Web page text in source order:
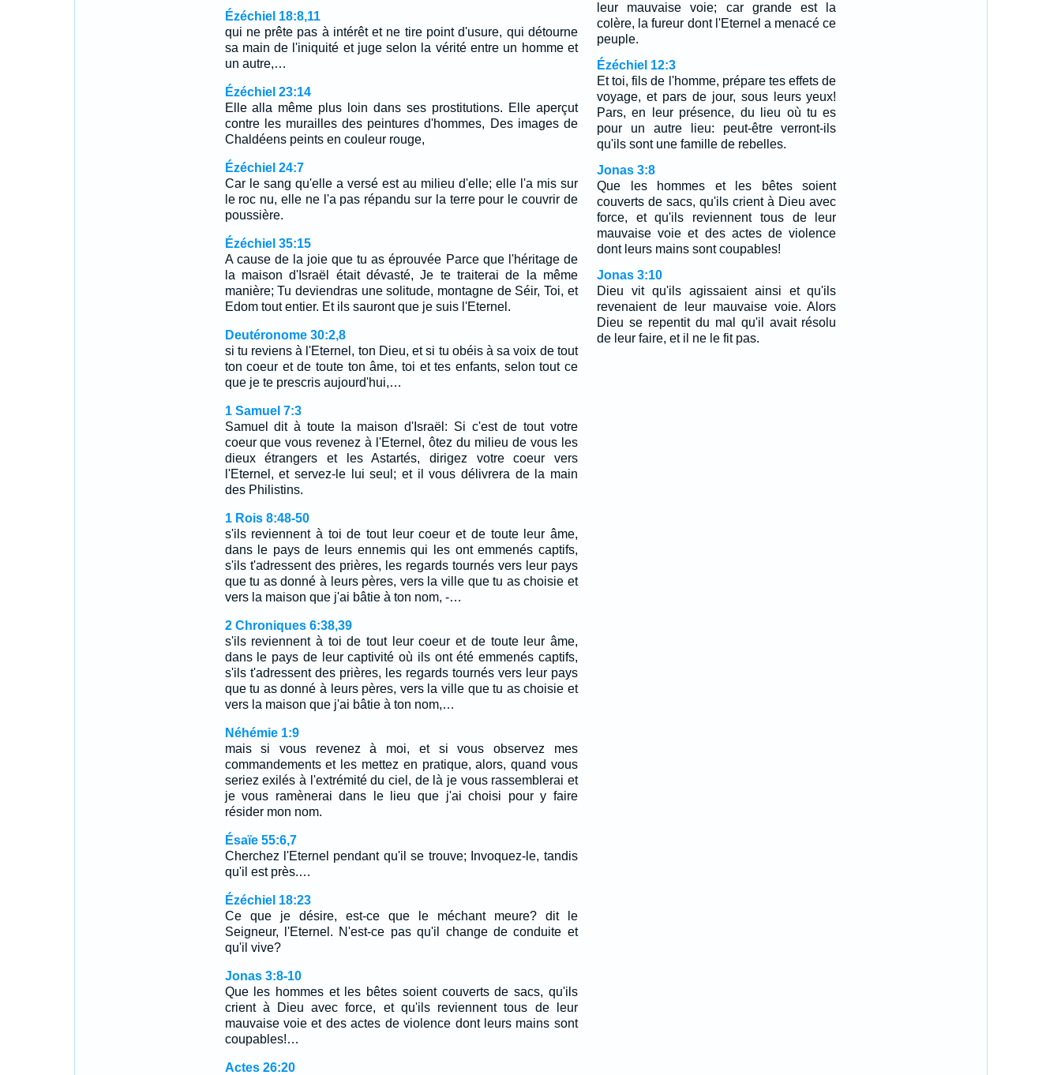
Ézéchiel 18:8,11
qui ne prête pas à intérêt et ne tire point d'usure, qui détourne
sa main de l'iniquité et juge selon la vérité entre un homme et
un autre,…
Ézéchiel 23:14
Elle alla même plus loin dans ses prostitutions. Elle aperçut
contre les murailles des peintures d'hommes, Des images de
Chaldéens peints en couleur rouge,
Ézéchiel 24:7
Car le sang qu'elle a versé est au milieu d'elle; elle l'a mis sur
le roc nu, elle ne l'a pas répandu sur la terre pour le couvrir de
poussière.
Ézéchiel 35:15
A cause de la joie que tu as éprouvée Parce que l'héritage de
la maison d'Israël était dévasté, Je te traiterai de la même
manière; Tu deviendras une solitude, montagne de Séir, Toi, et
Edom tout entier. Et ils sauront que je suis l'Eternel.
Deutéronome 30:2,8
si tu reviens à l'Eternel, ton Dieu, et si tu obéis à sa voix de tout
ton coeur et de toute ton âme, toi et tes enfants, selon tout ce
que je te prescris aujourd'hui,…
1 Samuel 7:3
Samuel dit à toute la maison d'Israël: Si c'est de tout votre
coeur que vous revenez à l'Eternel, ôtez du milieu de vous les
dieux étrangers et les Astartés, dirigez votre coeur vers
l'Eternel, et servez-le lui seul; et il vous délivrera de la main
des Philistins.
1 Rois 8:48-50
s'ils reviennent à toi de tout leur coeur et de toute leur âme,
dans le pays de leurs ennemis qui les ont emmenés captifs,
s'ils t'adressent des prières, les regards tournés vers leur pays
que tu as donné à leurs pères, vers la ville que tu as choisie et
vers la maison que j'ai bâtie à ton nom, -…
2 Chroniques 6:38,39
s'ils reviennent à toi de tout leur coeur et de toute leur âme,
dans le pays de leur captivité où ils ont été emmenés captifs,
s'ils t'adressent des prières, les regards tournés vers leur pays
que tu as donné à leurs pères, vers la ville que tu as choisie et
vers la maison que j'ai bâtie à ton nom,…
Néhémie 1:9
mais si vous revenez à moi, et si vous observez mes
commandements et les mettez en pratique, alors, quand vous
seriez exilés à l'extrémité du ciel, de là je vous rassemblerai et
je vous ramènerai dans le lieu que j'ai choisi pour y faire
résider mon nom.
Ésaïe 55:6,7
Cherchez l'Eternel pendant qu'il se trouve; Invoquez-le, tandis
qu'il est près.…
Ézéchiel 18:23
Ce que je désire, est-ce que le méchant meure? dit le
Seigneur, l'Eternel. N'est-ce pas qu'il change de conduite et
qu'il vive?
Jonas 3:8-10
Que les hommes et les bêtes soient couverts de sacs, qu'ils
crient à Dieu avec force, et qu'ils reviennent tous de leur
mauvaise voie et des actes de violence dont leurs mains sont
coupables!…
Actes 26:20
leur mauvaise voie; car grande est la
colère, la fureur dont l'Eternel a menacé ce
peuple.
Ézéchiel 12:3
Et toi, fils de l'homme, prépare tes effets de
voyage, et pars de jour, sous leurs yeux!
Pars, en leur présence, du lieu où tu es
pour un autre lieu: peut-être verront-ils
qu'ils sont une famille de rebelles.
Jonas 3:8
Que les hommes et les bêtes soient
couverts de sacs, qu'ils crient à Dieu avec
force, et qu'ils reviennent tous de leur
mauvaise voie et des actes de violence
dont leurs mains sont coupables!
Jonas 3:10
Dieu vit qu'ils agissaient ainsi et qu'ils
revenaient de leur mauvaise voie. Alors
Dieu se repentit du mal qu'il avait résolu
de leur faire, et il ne le fit pas.